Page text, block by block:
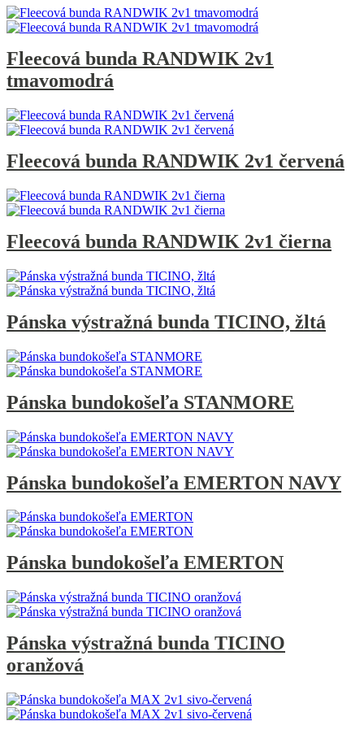
Fleecová bunda RANDWIK 2v1
tmavomodrá
Fleecová bunda RANDWIK 2v1 červená
Fleecová bunda RANDWIK 2v1 čierna
Pánska výstražná bunda TICINO, žltá
Pánska bundokošeľa STANMORE
Pánska bundokošeľa EMERTON NAVY
Pánska bundokošeľa EMERTON
Pánska výstražná bunda TICINO
oranžová